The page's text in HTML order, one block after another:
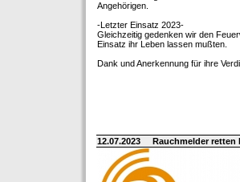
Angehörigen.
-Letzter Einsatz 2023-
Gleichzeitig gedenken wir den
Einsatz ihr Leben lassen mußten.
Dank und Anerkennung für ihre
12.07.2023 Rauchmelder retten